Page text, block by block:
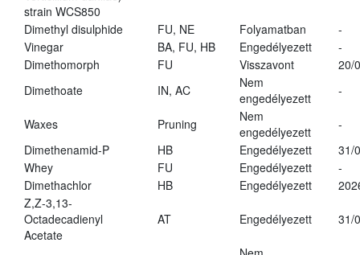
strain WCS850
Dimethyl disulphide FU, NE Folyamatban
-
Vinegar
BA, FU, HB Engedélyezett
-
Dimethomorph
FU Visszavont
20/
Dimethoate
IN, AC
Nem
engedélyezett
-
Waxes Pruning
Nem
engedélyezett
-
Dimethenamid-P
HB Engedélyezett
31/
Whey
FU Engedélyezett
-
Dimethachlor
HB Engedélyezett
Z,Z-3,13-
Octadecadienyl
Acetate
AT Engedélyezett 31/